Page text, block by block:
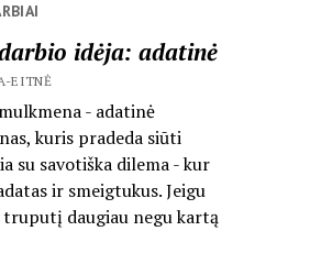
idėja: adatinė
EITNĖ
- adatinė
kuris pradeda siūti
su savotiška dilema - kur
ir smeigtukus. Jeigu
truputį daugiau negu kartą